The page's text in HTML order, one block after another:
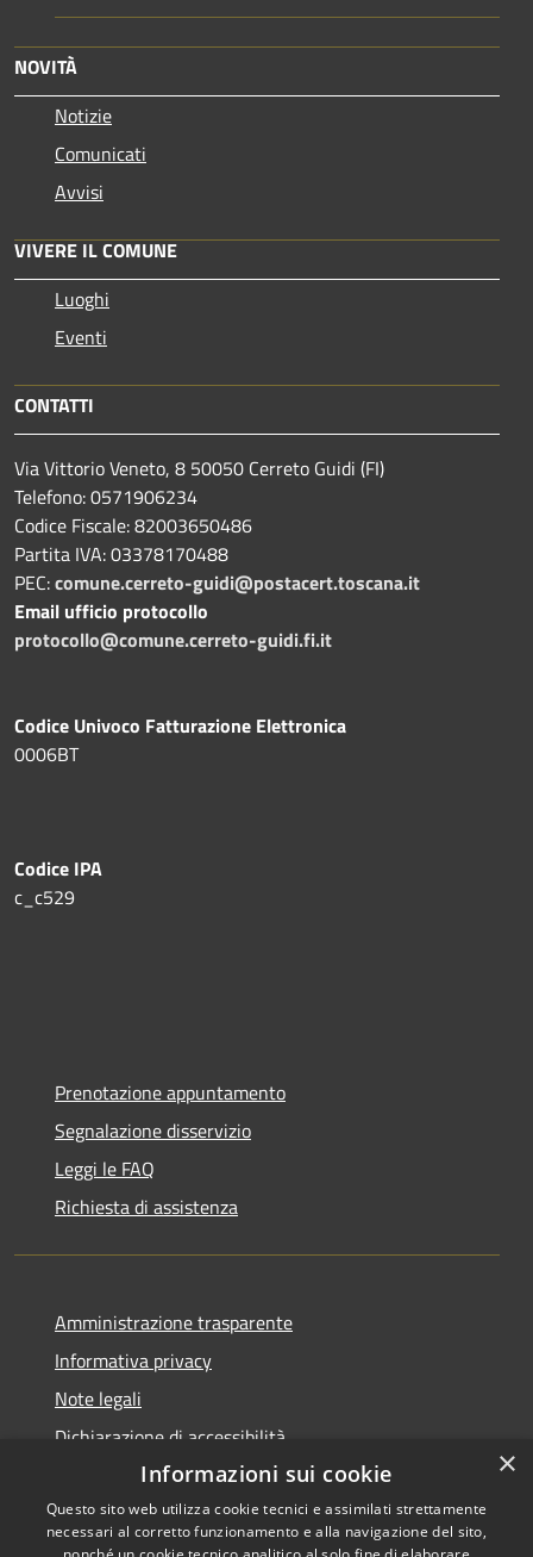
NOVITÀ
Notizie
Comunicati
Avvisi
VIVERE IL COMUNE
Luoghi
Eventi
CONTATTI
Via Vittorio Veneto, 8 50050 Cerreto Guidi (FI)
Telefono: 0571906234
Codice Fiscale: 82003650486
Partita IVA: 03378170488
PEC:comune.cerreto-guidi@postacert.toscana.it
Email ufficio protocollo
protocollo@comune.cerreto-guidi.fi.it
Codice Univoco Fatturazione Elettronica
0006BT
Codice IPA
c_c529
Prenotazione appuntamento
Segnalazione disservizio
Leggi le FAQ
Richiesta di assistenza
Amministrazione trasparente
Informativa privacy
Note legali
Dichiarazione di accessibilità
×
Informazioni sui cookie
Questo sito web utilizza cookie tecnici e assimilati strettamente
necessari al corretto funzionamento e alla navigazione del sito,